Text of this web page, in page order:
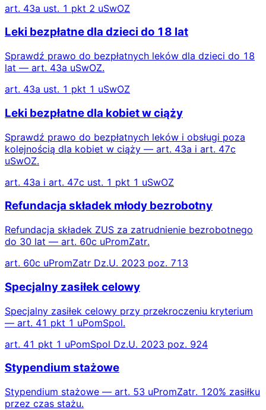
art. 43a ust. 1 pkt 2 uSwOZ
Leki bezpłatne dla dzieci do 18 lat
Sprawdź prawo do bezpłatnych leków dla dzieci do 18
lat — art. 43a uSwOZ.
art. 43a ust. 1 pkt 1 uSwOZ
Leki bezpłatne dla kobiet w ciąży
Sprawdź prawo do bezpłatnych leków i obsługi poza
kolejnością dla kobiet w ciąży — art. 43a i art. 47c
uSwOZ.
art. 43a i art. 47c ust. 1 pkt 1 uSwOZ
Refundacja składek młody bezrobotny
Refundacja składek ZUS za zatrudnienie bezrobotnego
do 30 lat — art. 60c uPromZatr.
art. 60c uPromZatr Dz.U. 2023 poz. 713
Specjalny zasiłek celowy
Specjalny zasiłek celowy przy przekroczeniu kryterium
— art. 41 pkt 1 uPomSpol.
art. 41 pkt 1 uPomSpol Dz.U. 2023 poz. 924
Stypendium stażowe
Stypendium stażowe — art. 53 uPromZatr. 120% zasiłku
przez czas stażu.